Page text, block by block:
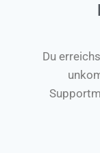
Du